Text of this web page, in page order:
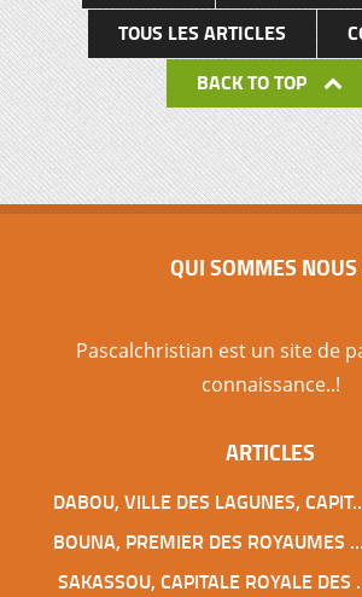
TOUS LES ARTICLES
BACK TO TOP
QUI SOMMES NOUS
Pascalchristian est un site de
connaissance..!
ARTICLES
DABOU, VILLE DES
BOUNA, PREMIER DES ROYAUMES DE CÔTE D’IVOIRE